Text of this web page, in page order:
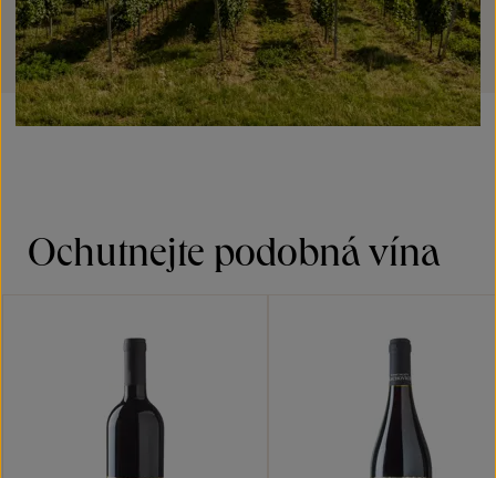
Ochutnejte podobná vína